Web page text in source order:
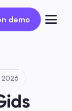
demo
demo
2026